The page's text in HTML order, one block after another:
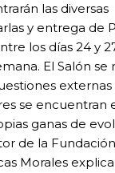
las diversas
y entrega de
los días 24 y
El Salón se
se encuentran
ganas de
de la
Morales